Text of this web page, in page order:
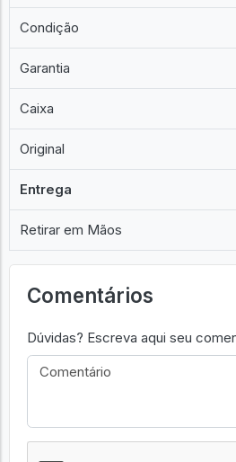
Condição
Garantia
Caixa
Original
Entrega
Retirar em Mãos
Comentários
Dúvidas? Escreva aqui seu